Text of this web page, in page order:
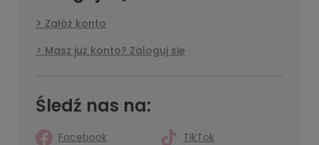
Załóż konto
Masz już konto? Zaloguj się
Śledź nas na:
Facebook
TikTok